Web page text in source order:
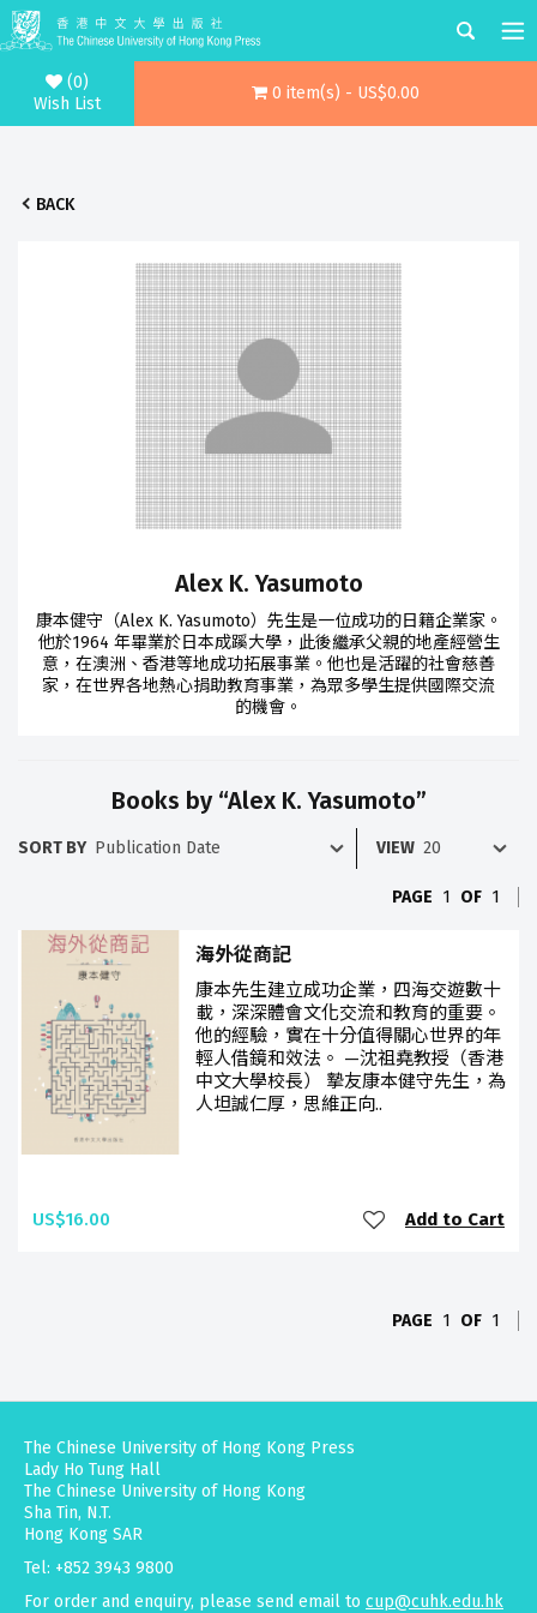
(0)
Wish List
0 item(s) - US$0.00
BACK
Alex K. Yasumoto
康本健守（Alex K. Yasumoto）先生是一位成功的日籍企業家。
他於1964 年畢業於日本成蹊大學，此後繼承父親的地產經營生
意，在澳洲、香港等地成功拓展事業。他也是活躍的社會慈善
家，在世界各地熱心捐助教育事業，為眾多學生提供國際交流
的機會。
Books by “Alex K. Yasumoto”
SORT BY VIEW
PAGE 1 OF 1
海外從商記
康本先生建立成功企業，四海交遊數十
載，深深體會文化交流和教育的重要。
他的經驗，實在十分值得關心世界的年
輕人借鏡和效法。 —沈祖堯教授（香港
中文大學校長） 摯友康本健守先生，為
人坦誠仁厚，思維正向..
US$16.00 Add to Cart
PAGE 1 OF 1
The Chinese University of Hong Kong Press
Lady Ho Tung Hall
The Chinese University of Hong Kong
Sha Tin, N.T.
Hong Kong SAR
Tel: +852 3943 9800
For order and enquiry, please send email to cup@cuhk.edu.hk